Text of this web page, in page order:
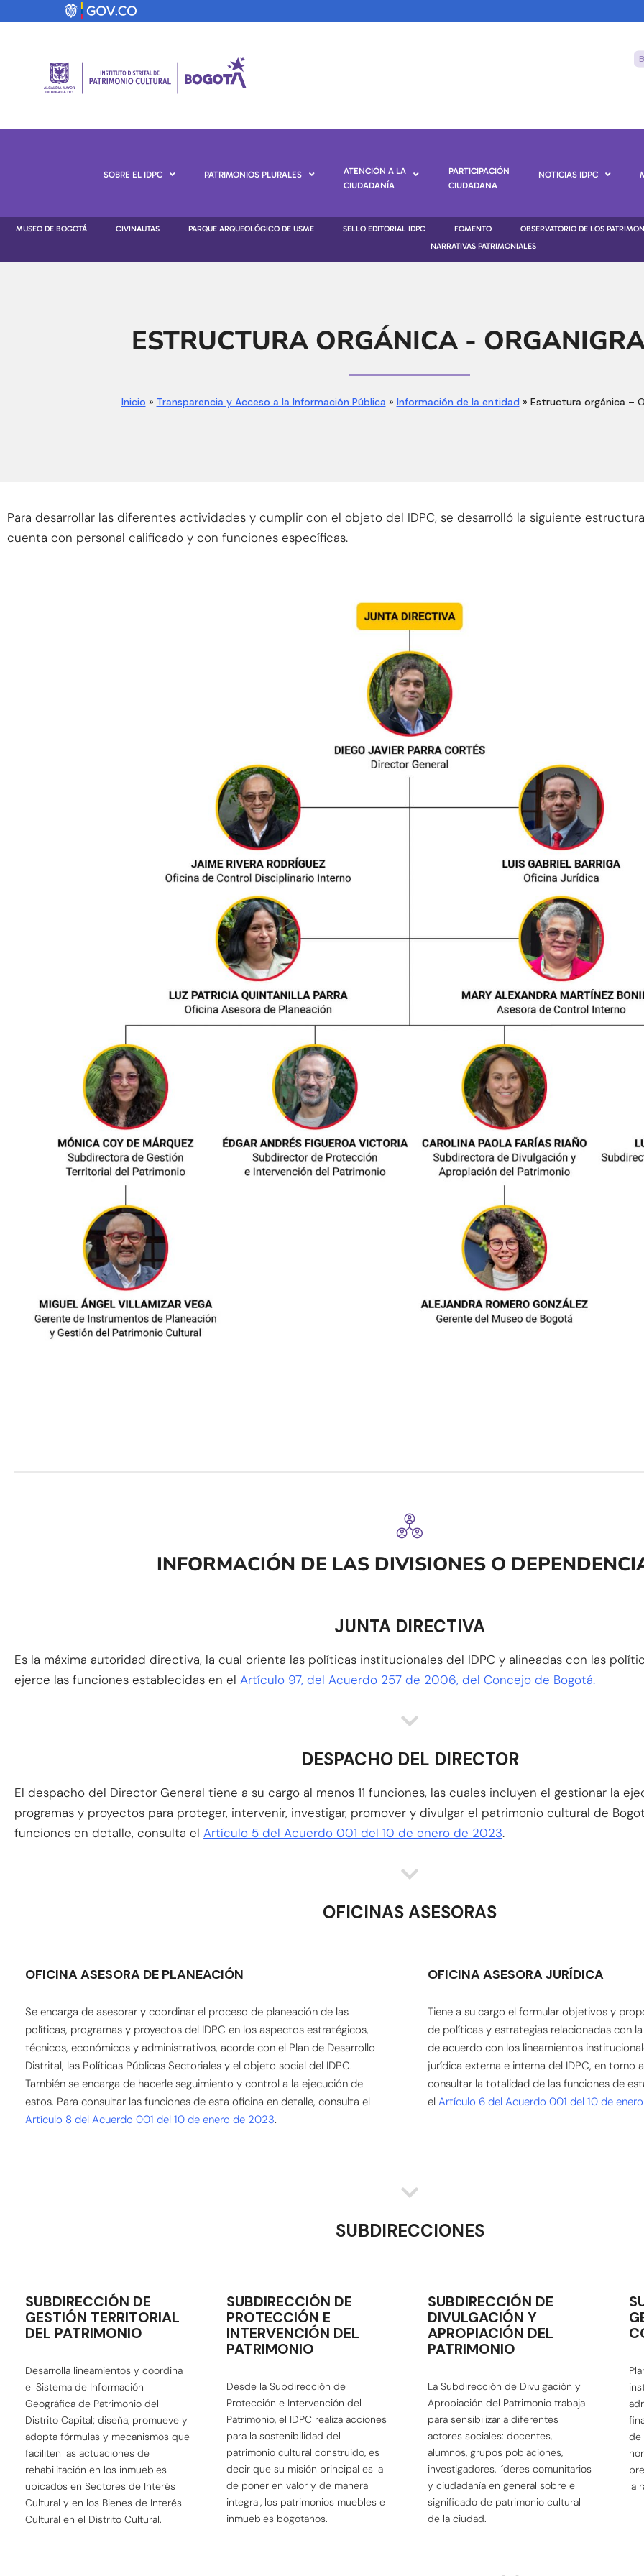
SOBRE EL IDPC PATRIMONIOS PLURALES
ATENCIÓN A LA
CIUDADANÍA
PARTICIPACIÓN
CIUDADANA
NOTICIAS IDPC
MUSEO DE BOGOTÁ CIVINAUTAS PARQUE ARQUEOLÓGICO DE USME SELLO EDITORIAL IDPC FOMENTO
OBSERVATORIO DE LOS
NARRATIVAS PATRIMONIALES
ESTRUCTURA ORGÁNICA -
Inicio » Transparencia y Acceso a la Información Pública » Información de la entidad » Estructura orgánica –
Para desarrollar las diferentes actividades y cumplir con el objeto del IDPC, se desarrolló la siguiente
cuenta con personal calificado y con funciones específicas.
INFORMACIÓN DE LAS DIVISIONES O
JUNTA DIRECTIVA
Es la máxima autoridad directiva, la cual orienta las políticas institucionales del IDPC y alineadas con las
ejerce las funciones establecidas en el Artículo 97, del Acuerdo 257 de 2006, del Concejo de Bogotá.
DESPACHO DEL DIRECTOR
El despacho del Director General tiene a su cargo al menos 11 funciones, las cuales incluyen el gestionar la
programas y proyectos para proteger, intervenir, investigar, promover y divulgar el patrimonio cultural de
funciones en detalle, consulta el Artículo 5 del Acuerdo 001 del 10 de enero de 2023.
OFICINAS ASESORAS
OFICINA ASESORA DE PLANEACIÓN
Se encarga de asesorar y coordinar el proceso de planeación de las
políticas, programas y proyectos del IDPC en los aspectos estratégicos,
técnicos, económicos y administrativos, acorde con el Plan de Desarrollo
Distrital, las Políticas Públicas Sectoriales y el objeto social del IDPC.
También se encarga de hacerle seguimiento y control a la ejecución de
estos. Para consultar las funciones de esta oficina en detalle, consulta el
Artículo 8 del Acuerdo 001 del 10 de enero de 2023.
OFICINA ASESORA JURÍDICA
Tiene a su cargo el formular objetivos y
de políticas y estrategias relacionadas con
de acuerdo con los lineamientos
jurídica externa e interna del IDPC, en torno
consultar la totalidad de las funciones de
el Artículo 6 del Acuerdo 001 del 10 de
SUBDIRECCIONES
SUBDIRECCIÓN DE
GESTIÓN TERRITORIAL
DEL PATRIMONIO
Desarrolla lineamientos y coordina
el Sistema de Información
Geográfica de Patrimonio del
Distrito Capital; diseña, promueve y
adopta fórmulas y mecanismos que
faciliten las actuaciones de
rehabilitación en los inmuebles
ubicados en Sectores de Interés
Cultural y en los Bienes de Interés
Cultural en el Distrito Cultural.
SUBDIRECCIÓN DE
PROTECCIÓN E
INTERVENCIÓN DEL
PATRIMONIO
Desde la Subdirección de
Protección e Intervención del
Patrimonio, el IDPC realiza acciones
para la sostenibilidad del
patrimonio cultural construido, es
decir que su misión principal es la
de poner en valor y de manera
integral, los patrimonios muebles e
inmuebles bogotanos.
SUBDIRECCIÓN DE
DIVULGACIÓN Y
APROPIACIÓN DEL
PATRIMONIO
La Subdirección de Divulgación y
Apropiación del Patrimonio trabaja
para sensibilizar a diferentes
actores sociales: docentes,
alumnos, grupos poblaciones,
investigadores, líderes comunitarios
y ciudadanía en general sobre el
significado de patrimonio cultural
de la ciudad.
de
la